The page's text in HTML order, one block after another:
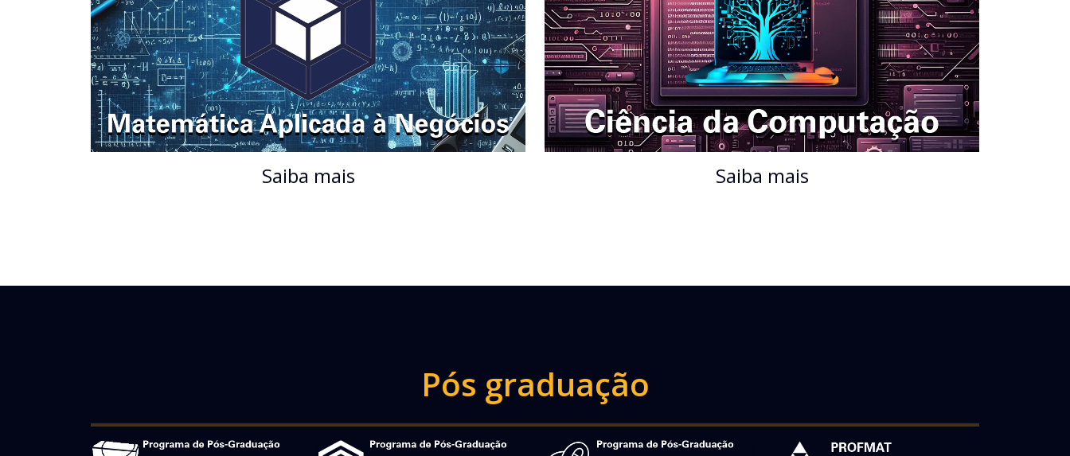
Saiba mais Saiba mais
Pós graduação